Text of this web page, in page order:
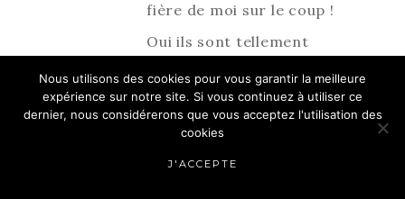
fière de moi sur le coup !
Oui ils sont tellement
de pied ferme 😂
Oh mais il ne faut pas se
comparer, chacun avance à
son rythme et c’est le plus
Nous utilisons des cookies pour vous garantir la meilleure
expérience sur notre site. Si vous continuez à utiliser ce
dernier, nous considérerons que vous acceptez l'utilisation des
cookies
J'ACCEPTE